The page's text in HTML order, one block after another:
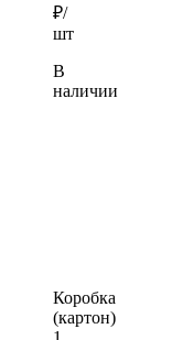
₽/
шт
В
наличии
Коробка
(картон)